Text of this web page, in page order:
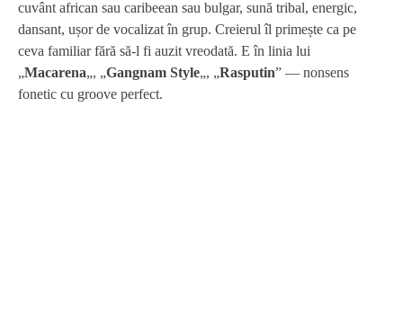
cuvânt african sau caribeean sau bulgar, sună tribal, energic,
dansant, ușor de vocalizat în grup. Creierul îl primește ca pe
ceva familiar fără să-l fi auzit vreodată. E în linia lui
„Macarena„, „Gangnam Style„, „Rasputin” — nonsens
fonetic cu groove perfect.